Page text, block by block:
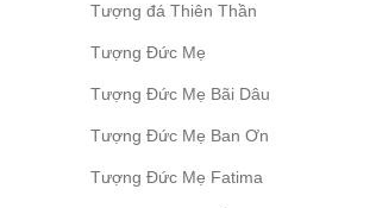
Tượng đá Thiên Thần
Tượng Đức Mẹ
Tượng Đức Mẹ Bãi Dâu
Tượng Đức Mẹ Ban Ơn
Tượng Đức Mẹ Fatima